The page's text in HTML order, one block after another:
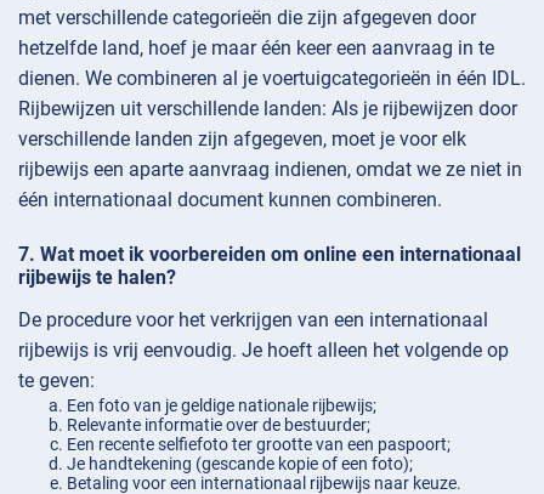
met verschillende categorieën die zijn afgegeven door
hetzelfde land, hoef je maar één keer een aanvraag in te
dienen. We combineren al je voertuigcategorieën in één IDL.
Rijbewijzen uit verschillende landen: Als je rijbewijzen door
verschillende landen zijn afgegeven, moet je voor elk
rijbewijs een aparte aanvraag indienen, omdat we ze niet in
één internationaal document kunnen combineren.
Wat moet ik voorbereiden om online een internationaal
rijbewijs te halen?
De procedure voor het verkrijgen van een internationaal
rijbewijs is vrij eenvoudig. Je hoeft alleen het volgende op
te geven:
Een foto van je geldige nationale rijbewijs;
Relevante informatie over de bestuurder;
Een recente selfiefoto ter grootte van een paspoort;
Je handtekening (gescande kopie of een foto);
Betaling voor een internationaal rijbewijs naar keuze.